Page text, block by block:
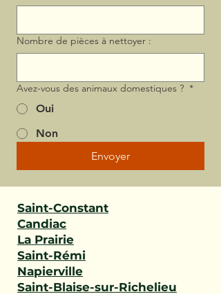
Nombre de pièces à nettoyer :
Avez-vous des animaux domestiques ? *
Oui
Non
Envoyer
Saint-Constant
Candiac
La Prairie
Saint-Rémi
Napierville
Saint-Blaise-sur-Richelieu